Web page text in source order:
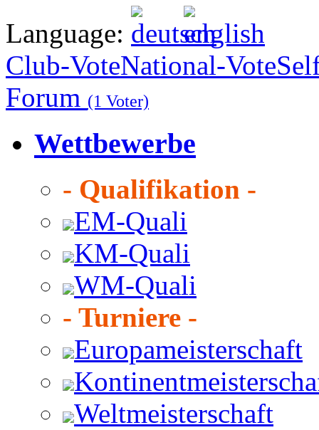
Language:
Club-VoteNational-Vote
Forum (1 Voter)
Wettbewerbe
- Qualifikation -
EM-Quali
KM-Quali
WM-Quali
- Turniere -
Europameisterschaft
Weltmeisterschaft